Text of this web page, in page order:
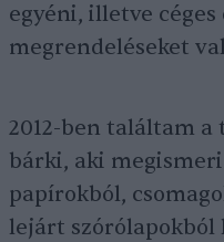
egyéni, illetve céges
megrendeléseket
2012-ben találtam
bárki, aki
papírokból,
lejárt szórólapokból